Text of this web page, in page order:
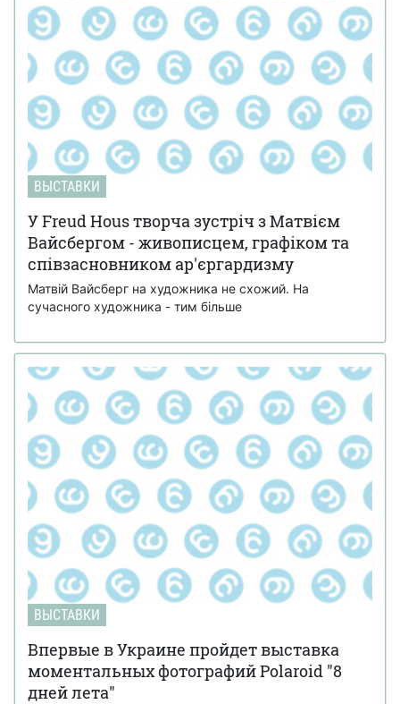
ВЫСТАВКИ
У Freud Hous творча зустріч з Матвієм
Вайсбергом - живописцем, графіком та
співзасновником ар'єргардизму
Матвій Вайсберг на художника не схожий. На
сучасного художника - тим більше
ВЫСТАВКИ
Впервые в Украине пройдет выставка
моментальных фотографий Polaroid "8
дней лета"